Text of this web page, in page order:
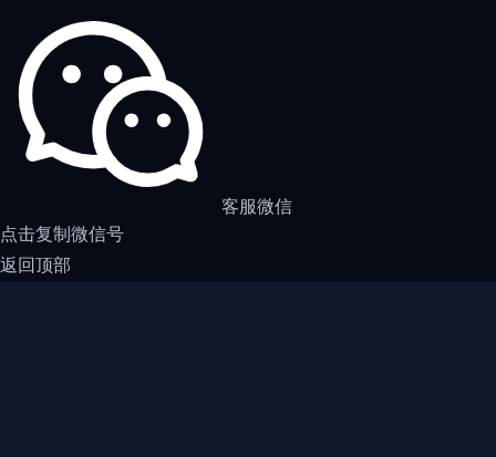
客服微信
点击复制微信号
返回顶部